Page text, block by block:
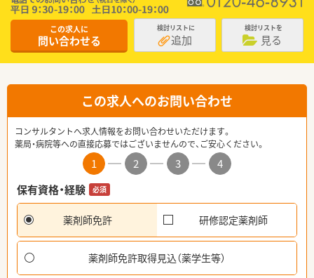
この求人に
問い合わせる
検討リストに
追加
検討リストを
見る
この求人へのお問い合わせ
コンサルタントへ求人情報をお問い合わせいただけます。
薬局・病院等への直接応募ではございませんので、ご安心ください。
1 2 3
4
保有資格・経験
必須
薬剤師免許 研修認定薬剤師
薬剤師免許取得見込（薬学生等）